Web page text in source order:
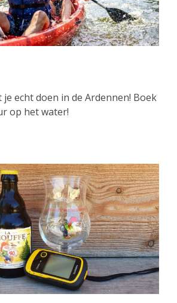
echt doen in de Ardennen! Boek
op het water!